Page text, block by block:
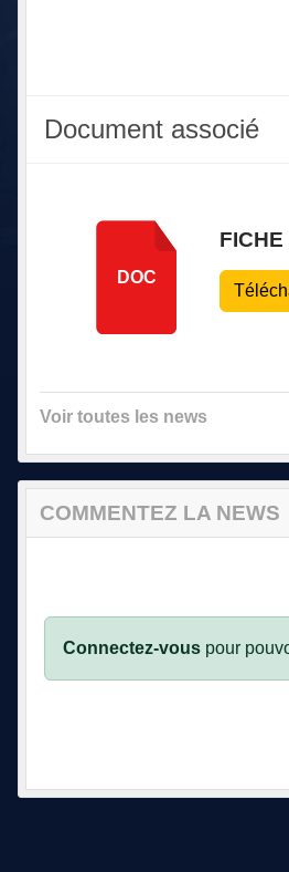
Document associé
DOC
Voir toutes les news
COMMENTEZ LA NEWS
Connectez-vous pour